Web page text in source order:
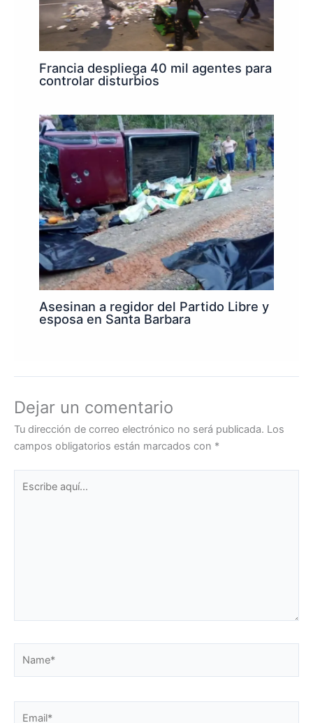
Francia despliega 40 mil agentes para
controlar disturbios
Asesinan a regidor del Partido Libre y
esposa en Santa Barbara
Dejar un comentario
Tu dirección de correo electrónico no será publicada. Los
campos obligatorios están marcados con *
aquí...